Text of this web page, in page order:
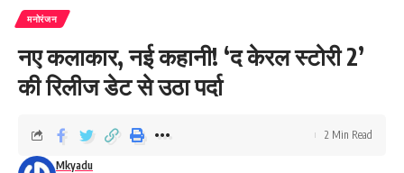
मनोरंजन
नए कलाकार, नई कहानी! ‘द केरल स्टोरी 2’
की रिलीज डेट से उठा पर्दा
Mkyadu
2 Min Read